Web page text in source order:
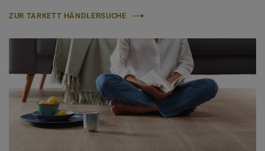
ZUR TARKETT HÄNDLERSUCHE